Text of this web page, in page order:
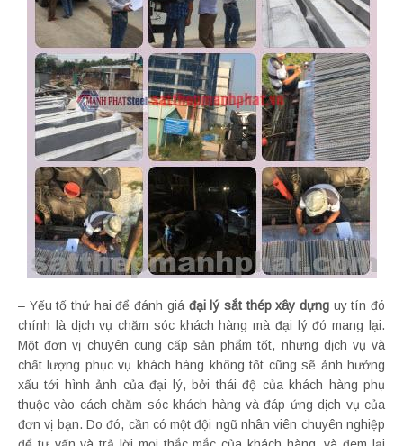
– Yếu tố thứ hai để đánh giá đại lý sắt thép xây dựng uy tín đó
chính là dịch vụ chăm sóc khách hàng mà đại lý đó mang lại.
Một đơn vị chuyên cung cấp sản phẩm tốt, nhưng dịch vụ và
chất lượng phục vụ khách hàng không tốt cũng sẽ ảnh hưởng
xấu tới hình ảnh của đại lý, bởi thái độ của khách hàng phụ
thuộc vào cách chăm sóc khách hàng và đáp ứng dịch vụ của
đơn vị bạn. Do đó, cần có một đội ngũ nhân viên chuyên nghiệp